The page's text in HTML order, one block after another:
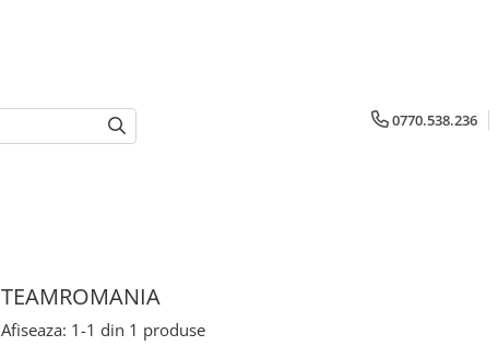
0770.538.236
TEAMROMANIA
Afiseaza: 1-1 din 1 produse